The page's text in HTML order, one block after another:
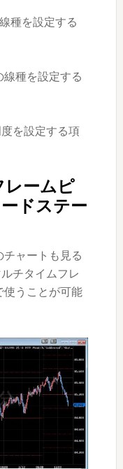
種を設定する
種を設定する
を設定する項
レームピ
ドステー
チャートも見る
チタイムフレ
使うことが可能